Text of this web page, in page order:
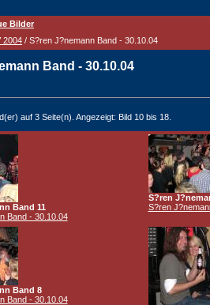
Bilder
2004 / S?ren J?nemann Band - 30.10.04
Band - 30.10.04
auf 3 Seite(n). Angezeigt: Bild 10 bis 18.
Band 11
Band - 30.10.04
S?ren
S?ren
Band 8
Band - 30.10.04